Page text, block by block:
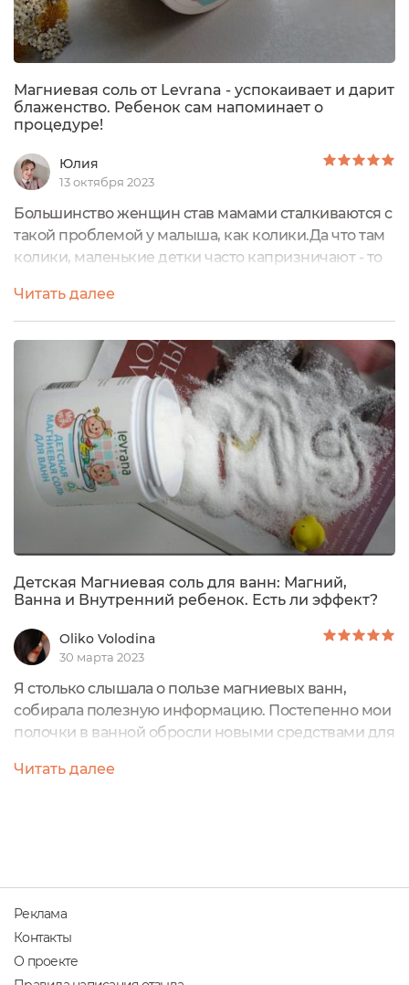
Магниевая соль от Levrana - успокаивает и дарит
блаженство. Ребенок сам напоминает о
процедуре!
Юлия
13 октября 2023
Большинство женщин став мамами сталкиваются с
такой проблемой у малыша, как колики.Да что там
колики, маленькие детки часто капризничают - то
кризисы (первый в 1,5 -2 года) и тут у мамы
возникает вопрос, как я могу помочь малышу?В
случае кишечных коликов вариантов много, но
далеко не все помогают...Проверено на
собственном опыте (укропная водичка моему...
Читать далее
Детская Магниевая соль для ванн: Магний,
Ванна и Внутренний ребенок. Есть ли эффект?
Oliko Volodina
30 марта 2023
Я столько слышала о пользе магниевых ванн,
собирала полезную информацию. Постепенно мои
полочки в ванной обросли новыми средствами для
расслабляющие эфирные масла и обязательно
Читать далее
Реклама
Контакты
О проекте